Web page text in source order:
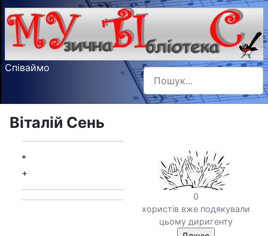
Співаймо Пошук
Type 2 or more characters
Віталій Сень
0
хористів вже подякували
цьому диригенту
*
+